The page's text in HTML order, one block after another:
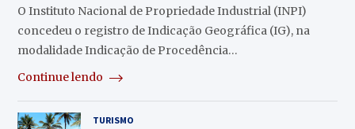
O Instituto Nacional de Propriedade Industrial (INPI)
concedeu o registro de Indicação Geográfica (IG), na
modalidade Indicação de Procedência…
Continue lendo
TURISMO